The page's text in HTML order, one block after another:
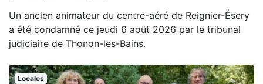
Un ancien animateur du centre-aéré de Reignier-Ésery
a été condamné ce jeudi 6 août 2026 par le tribunal
judiciaire de Thonon-les-Bains.
Locales